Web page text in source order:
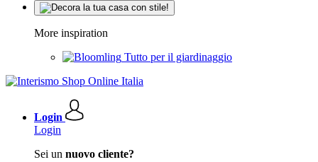
More inspiration
Tutto per il giardinaggio
Login
Login
Sei un nuovo cliente?